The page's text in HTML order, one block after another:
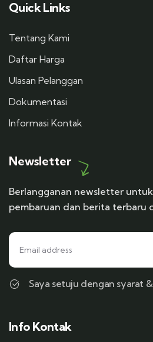
Quick Links
Tentang Kami
Daftar Harga
Ulasan Pelanggan
Dokumentasi
Informasi Kontak
Newsletter
Berlangganan newsletter
pembaruan dan berita terbaru
Saya setuju dengan syarat
Info Kontak